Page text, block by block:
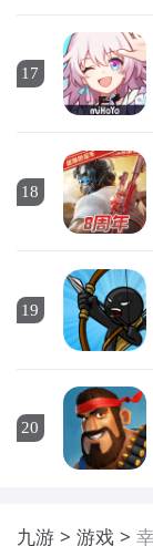
17
18
19
20
九游 游戏